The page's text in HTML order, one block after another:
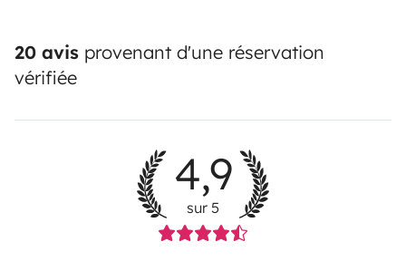
20 avis provenant d'une réservation
vérifiée
4,9
sur 5